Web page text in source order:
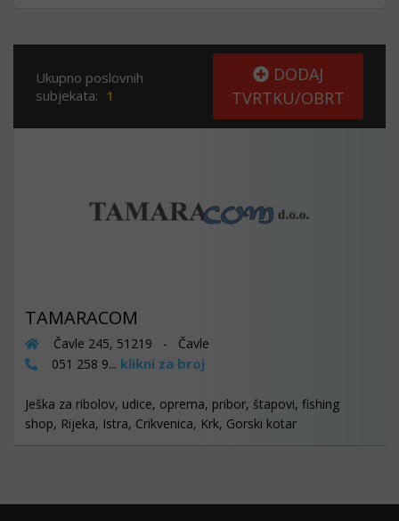
Ukupno poslovnih
subjekata: 1
DODAJ
TVRTKU/OBRT
TAMARACOM
Čavle 245, 51219 - Čavle
051 258 9... klikni za broj
Ješka za ribolov, udice, oprema, pribor, štapovi, fishing
shop, Rijeka, Istra, Crikvenica, Krk, Gorski kotar